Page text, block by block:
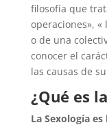
filosofía que
operaciones»,
o de una
conocer el
las causas de
¿Qué es
La Sexología